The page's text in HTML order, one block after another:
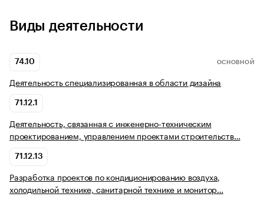
Виды деятельности
74.10 ОСНОВНОЙ
Деятельность специализированная в области дизайна
71.12.1
Деятельность, связанная с инженерно-техническим
проектированием, управлением проектами строительств…
71.12.13
Разработка проектов по кондиционированию воздуха,
холодильной технике, санитарной технике и монитор…